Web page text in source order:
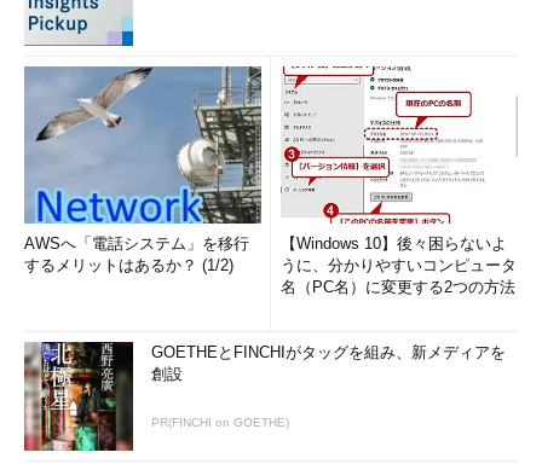
AWSへ「電話システム」を移行
するメリットはあるか？ (1/2)
【Windows 10】後々困らないよ
うに、分かりやすいコンピュータ
名（PC名）に変更する2つの方法
GOETHEとFINCHIがタッグを組み、新メディアを
創設
PR(FINCHI on GOETHE)